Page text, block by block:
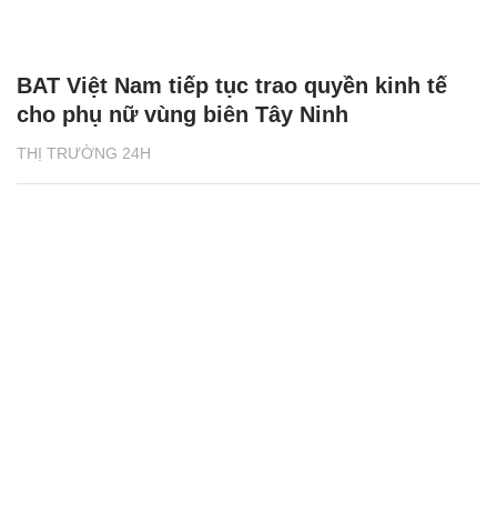
THỊ TRƯỜNG 24H
BAT Việt Nam tiếp tục trao quyền kinh tế
cho phụ nữ vùng biên Tây Ninh